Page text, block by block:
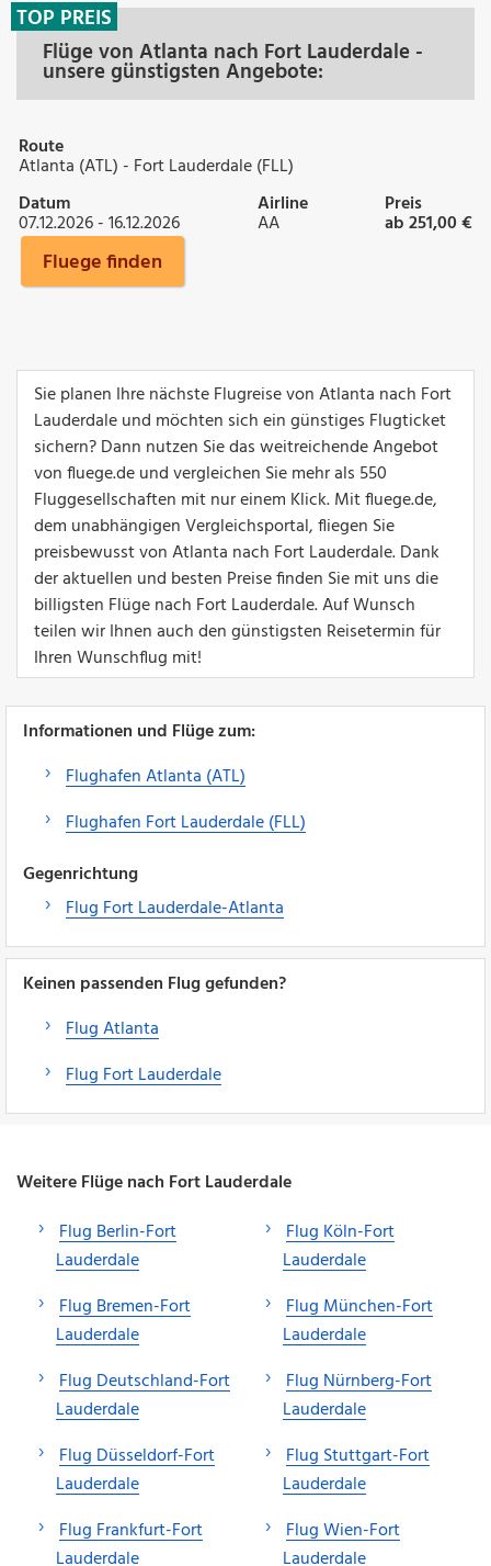
Flüge von Atlanta nach Fort Lauderdale -
unsere günstigsten Angebote:
TOP PREIS
Route
Atlanta (ATL) - Fort Lauderdale (FLL)
Datum
07.12.2026 - 16.12.2026
Airline
AA
Preis
ab 251,00 €
Fluege finden
Sie planen Ihre nächste Flugreise von Atlanta nach Fort
Lauderdale und möchten sich ein günstiges Flugticket
sichern? Dann nutzen Sie das weitreichende Angebot
von fluege.de und vergleichen Sie mehr als 550
Fluggesellschaften mit nur einem Klick. Mit fluege.de,
dem unabhängigen Vergleichsportal, fliegen Sie
preisbewusst von Atlanta nach Fort Lauderdale. Dank
der aktuellen und besten Preise finden Sie mit uns die
billigsten Flüge nach Fort Lauderdale. Auf Wunsch
teilen wir Ihnen auch den günstigsten Reisetermin für
Ihren Wunschflug mit!
Informationen und Flüge zum:
Flughafen Atlanta (ATL)
Flughafen Fort Lauderdale (FLL)
Gegenrichtung
Flug Fort Lauderdale-Atlanta
Keinen passenden Flug gefunden?
Flug Atlanta
Flug Fort Lauderdale
Weitere Flüge nach Fort Lauderdale
Flug Berlin-Fort
Lauderdale
Flug Bremen-Fort
Lauderdale
Flug Deutschland-Fort
Lauderdale
Flug Düsseldorf-Fort
Lauderdale
Flug Frankfurt-Fort
Lauderdale
Flug Köln-Fort
Lauderdale
Flug München-Fort
Lauderdale
Flug Nürnberg-Fort
Lauderdale
Flug Stuttgart-Fort
Lauderdale
Flug Wien-Fort
Lauderdale